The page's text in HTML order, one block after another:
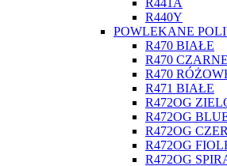
R440Y
POWLEKANE
R470 BIAŁE
R470 CZARNE
R470
R471 BIAŁE
R472OG
R472OG
R472OG
R472OG
R472OG